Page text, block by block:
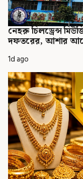
নেহরু চিলড্রেন্স
দফতরের, আশার
1d ago